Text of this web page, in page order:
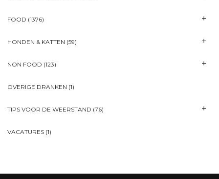
FOOD (1376)
HONDEN & KATTEN (59)
NON FOOD (123)
OVERIGE DRANKEN (1)
TIPS VOOR DE WEERSTAND (76)
VACATURES (1)